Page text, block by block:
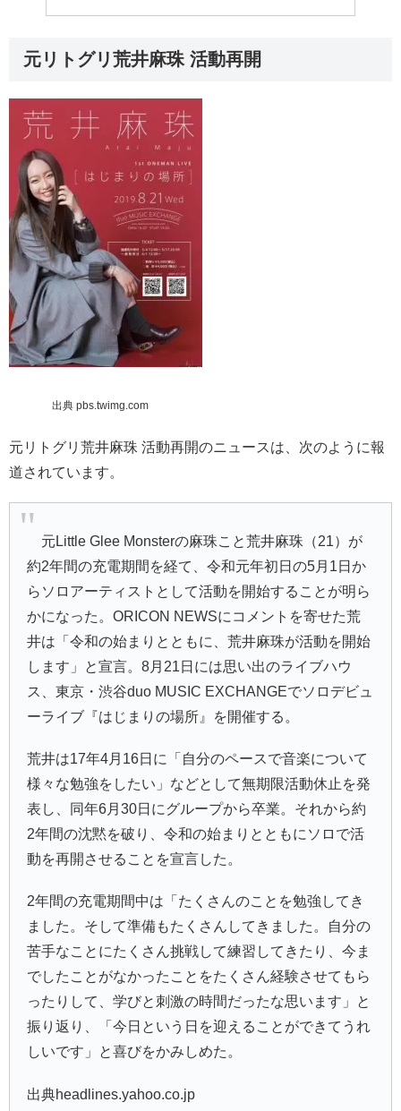
元リトグリ荒井麻珠 活動再開
出典 pbs.twimg.com
元リトグリ荒井麻珠 活動再開のニュースは、次のように報
道されています。
元 Little Glee Monsterの麻珠こと荒井麻珠（21）が
約2年間の充電期間を経て、令和元年初日の5月1日か
らソロアーティストとして活動を開始することが明ら
かになった。ORICON NEWSにコメントを寄せた荒
井は「令和の始まりとともに、荒井麻珠が活動を開始
します」と宣言。8月21日には思い出のライブハウ
ス、東京・渋谷duo MUSIC EXCHANGEでソロデビュ
ーライブ『はじまりの場所 』を開催する。
荒井は17年4月16日に「自分のペースで音楽について
様々な勉強をしたい」などとして無期限活動休止を発
表し、同年6月30日にグループから卒業。それから約
2年間の沈黙を破り、令和の始まりとともにソロで活
動を再開させることを宣言した。
2年間の充電期間中は「たくさんのことを勉強してき
ました。そして準備もたくさんしてきました。自分の
苦手なことにたくさん挑戦して練習してきたり、今ま
でしたことがなかったことをたくさん経験させてもら
ったりして、学びと刺激の時間だったな思います」と
振り返り、「今日という日を迎えることができてうれ
しいです」と喜びをかみしめた。
出典headlines.yahoo.co.jp